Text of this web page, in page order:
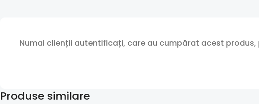
Numai clienții autentificați, care au cumpărat acest produs,
Produse similare